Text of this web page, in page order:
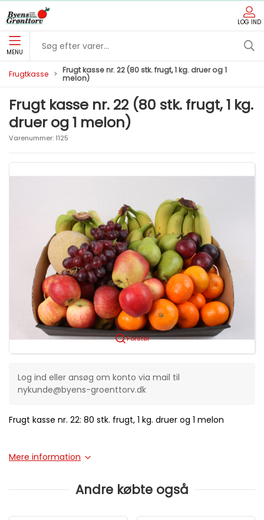
LOG IND
MENU
Frugtkasse
Frugt kasse nr. 22 (80 stk. frugt, 1 kg. druer og 1
melon)
Frugt kasse nr. 22 (80 stk. frugt, 1 kg.
druer og 1 melon)
Varenummer:1125
Forstør
Log ind eller ansøg om konto via mail til
nykunde@byens-groenttorv.dk
Frugt kasse nr. 22: 80 stk. frugt, 1 kg. druer og 1 melon
Mere information
Andre købte også